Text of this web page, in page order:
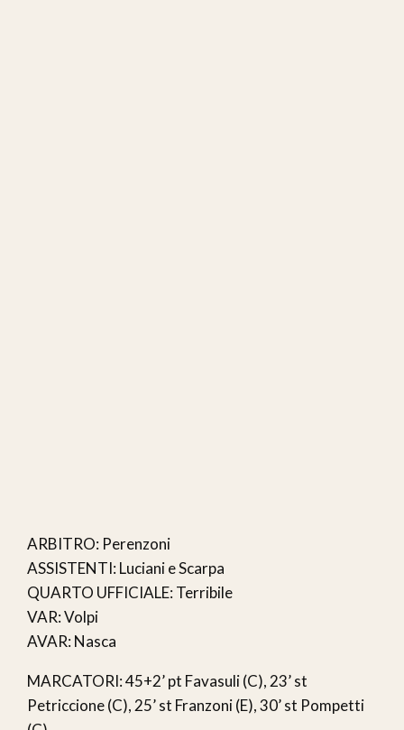
ARBITRO: Perenzoni
ASSISTENTI: Luciani e Scarpa
QUARTO UFFICIALE: Terribile
VAR: Volpi
AVAR: Nasca
MARCATORI: 45+2’ pt Favasuli (C), 23’ st
Petriccione (C), 25’ st Franzoni (E), 30’ st Pompetti